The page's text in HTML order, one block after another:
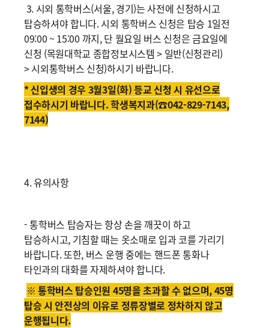
3. 시외 통학버스(서울, 경기)는 사전에 신청하시고
탑승하셔야 합니다. 시외 통학버스 신청은 탑승 1일전
09:00 ~ 15:00 까지, 단 월요일 버스 신청은 금요일에
신청 (목원대학교 종합정보시스템 > 일반(신청관리)
> 시외통학버스 신청)하시기 바랍니다.
* 신입생의 경우 3월3일(화) 등교 신청 시 유선으로
접수하시기 바랍니다. 학생복지과(☎042-829-7143,
7144)
4. 유의사항
- 통학버스 탑승자는 항상 손을 깨끗이 하고
탑승하시고, 기침할 때는 옷소매로 입과 코를 가리기
바랍니다. 또한, 버스 운행 중에는 핸드폰 통화나
타인과의 대화를 자제하셔야 합니다.
※ 통학버스 탑승인원 45명을 초과할 수 없으며, 45명
탑승 시 안전상의 이유로 정류장별로 정차하지 않고
운행됩니다.